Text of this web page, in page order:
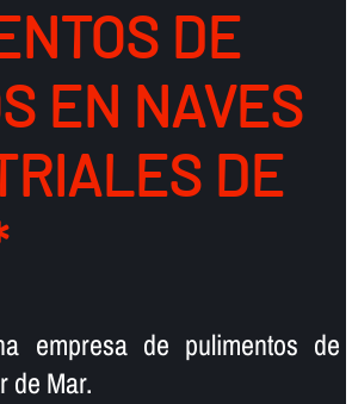
DE
EN NAVES
DE
empresa de pulimentos de
de Mar.